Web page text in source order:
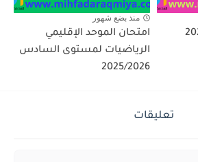
منذ بضع شهور
امتحان الموحد الإقليمي
الرياضيات لمستوى السادس
2025/2026
تعليقات